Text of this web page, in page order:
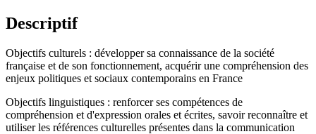
Descriptif
Objectifs culturels : développer sa connaissance de la société
française et de son fonctionnement, acquérir une compréhension des
enjeux politiques et sociaux contemporains en France
Objectifs linguistiques : renforcer ses compétences de
compréhension et d'expression orales et écrites, savoir reconnaître et
utiliser les références culturelles présentes dans la communication